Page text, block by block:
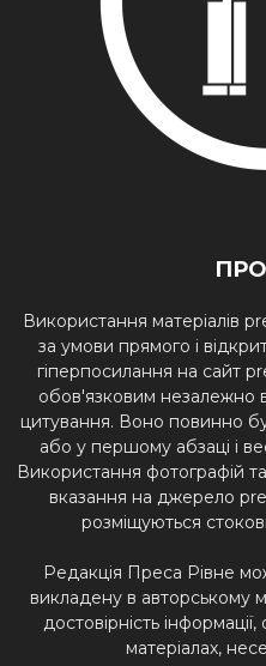
Використання матеріалів
за умови прямого і
гіперпосилання на сайт
обов'язковим незалежно
цитування. Воно повинно
або у першому абзаці і
Використання фотографій
вказання на джерело
розміщуються
Редакція Преса Рівне
викладену в авторському
достовірність
матеріалах,